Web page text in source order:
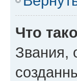
Что
Звания,